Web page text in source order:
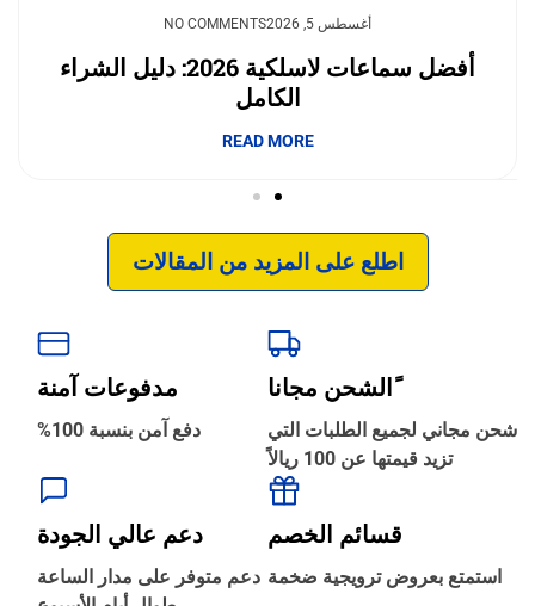
NO COMMENTS
وداعًا لقلق نفاد الشحن.. بطاريات السيليكون
والكربون تغيّر مستقبل الجوالات
READ MORE
أغسطس 5, 2026 NO COMMENTS
أفضل سماعات لاسلكية 2026: دليل الشراء
الكامل
READ MORE
اطلع على المزيد من المقالات
ًالشحن مجانا
شحن مجاني لجميع الطلبات التي
تزيد قيمتها عن 100 ريالاً
مدفوعات آمنة
دفع آمن بنسبة 100%
قسائم الخصم
استمتع بعروض ترويجية ضخمة
دعم عالي الجودة
دعم متوفر على مدار الساعة
الترجمة والبحوث ‹
الطباعة والأدوات المكتبية
حجز طيران ‹